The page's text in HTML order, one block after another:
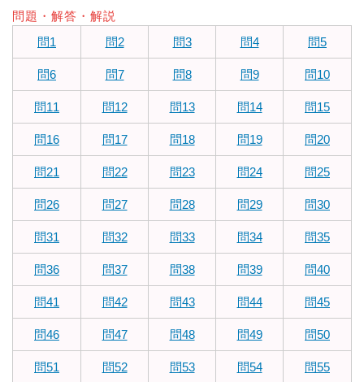
問題・解答・解説
問1
問2 問3 問4 問5
問6 問7 問8 問9 問10
問11 問12 問13 問14 問15
問16 問17 問18 問19 問20
問21 問22 問23 問24 問25
問26 問27 問28 問29 問30
問31 問32 問33 問34 問35
問36 問37 問38 問39 問40
問41 問42 問43 問44 問45
問46 問47 問48 問49 問50
問51 問52 問53 問54 問55